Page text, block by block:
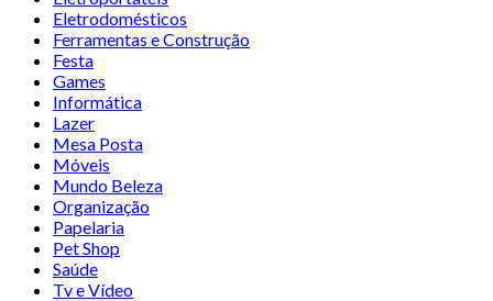
Eletrodomésticos
Ferramentas e Construção
Festa
Games
Informática
Lazer
Mesa Posta
Móveis
Mundo Beleza
Organização
Papelaria
Pet Shop
Saúde
Tv e Vídeo